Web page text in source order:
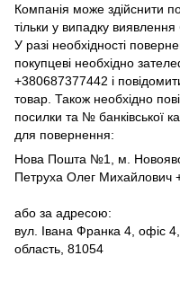
Компанія може здійснити
тільки у випадку
У разі необхідності
покупцеві необхідно
+380687377442 і
товар. Також необхідно
посилки та № банківської
для повернення:
Нова Пошта №1, м.
Петруха Олег Михайлович
або за адресою:
вул. Івана Франка 4, офіс 4,
область, 81054